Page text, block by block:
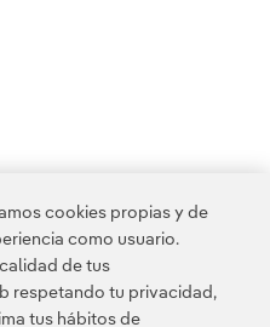
"Vamos a destinar
"Vamos a destinar
Galán: "Vamos a
15 16
cookies propias y de
como usuario.
de tus
respetando tu privacidad,
tus hábitos de